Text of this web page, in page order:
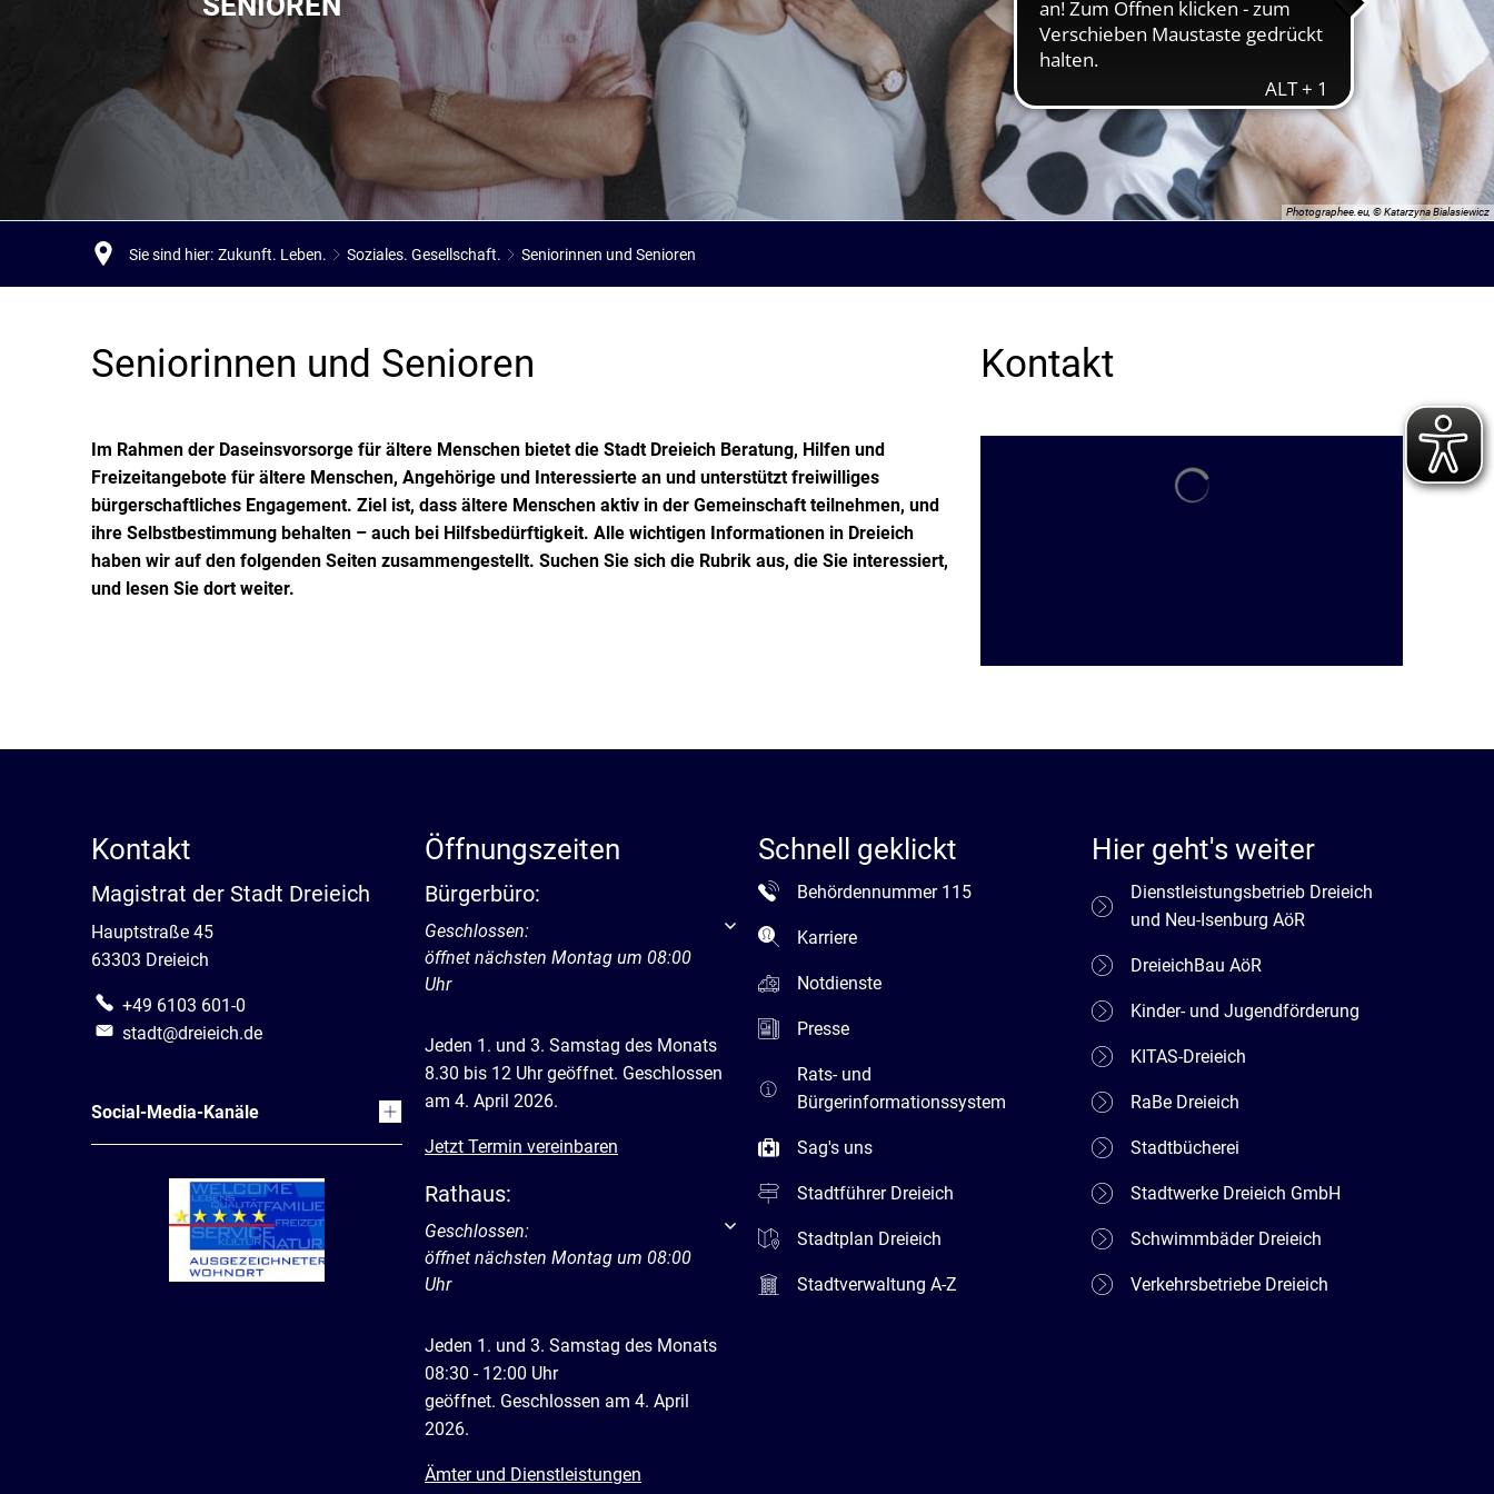
Stadtarchiv
Stadtpolitik. Stadtrecht.
Haushalt. Finanzen.
Ausschreibungen.
Ehrenamt
Umwelt. Natur.
Verkehr. Mobilität.
Auto
Photographee.eu, © Katarzyna Bialasiewicz
Sie sind hier: Zukunft. Leben. Soziales. Gesellschaft. Seniorinnen und Senioren
Seniorinnen
Senioren
Seniorinnen und Senioren
Im Rahmen der Daseinsvorsorge für ältere Menschen bietet die Stadt Dreieich Beratung, Hilfen und
Freizeitangebote für ältere Menschen, Angehörige und Interessierte an und unterstützt freiwilliges
bürgerschaftliches Engagement. Ziel ist, dass ältere Menschen aktiv in der Gemeinschaft teilnehmen, und
ihre Selbstbestimmung behalten – auch bei Hilfsbedürftigkeit. Alle wichtigen Informationen in Dreieich
haben wir auf den folgenden Seiten zusammengestellt. Suchen Sie sich die Rubrik aus, die Sie interessiert,
und lesen Sie dort weiter.
Kontakt
Suchergebnisse werden geladen
Kontakt
Magistrat der Stadt Dreieich
Hauptstraße 45
63303 Dreieich
+49 6103 601-0
stadt@dreieich.de
Social-Media-Kanäle
Öffnungszeiten
Bürgerbüro:
Klicken, um weitere Öffnungs- oder Schließzeiten auszublenden
Geschlossen:
öffnet nächsten Montag um 08:00
Uhr
Jeden 1. und 3. Samstag des Monats
8.30 bis 12 Uhr geöffnet. Geschlossen
am 4. April 2026.
Jetzt Termin vereinbaren
Rathaus:
Klicken, um weitere Öffnungs- oder Schließzeiten auszublenden
Geschlossen:
öffnet nächsten Montag um 08:00
Uhr
Jeden 1. und 3. Samstag des Monats
08:30 - 12:00 Uhr
geöffnet. Geschlossen am 4. April
2026.
Ämter und Dienstleistungen
Schnell geklickt
Behördennummer 115
Karriere
Notdienste
Presse
Rats- und
Bürgerinformationssystem
Sag's uns
Stadtführer Dreieich
Stadtplan Dreieich
Stadtverwaltung A-Z
Hier geht's weiter
Dienstleistungsbetrieb Dreieich
und Neu-Isenburg AöR
DreieichBau AöR
Kinder- und Jugendförderung
KITAS-Dreieich
RaBe Dreieich
Stadtbücherei
Stadtwerke Dreieich GmbH
Schwimmbäder Dreieich
Verkehrsbetriebe Dreieich